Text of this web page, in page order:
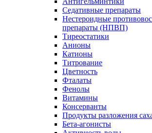
Седативные препараты
Нестероидные
препараты (НПВП)
Тиреостатики
Анионы
Катионы
Титрование
Цветность
Фталаты
Фенолы
Витамины
Консерванты
Продукты разложения
Бета-агонисты